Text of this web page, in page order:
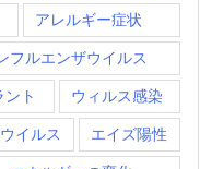
アレルギー症状
フルエンザウイルス
ント ウィルス感染
イルス エイズ陽性